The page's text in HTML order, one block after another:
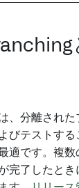
、分離された
びテストす
適です。複数
完了したと